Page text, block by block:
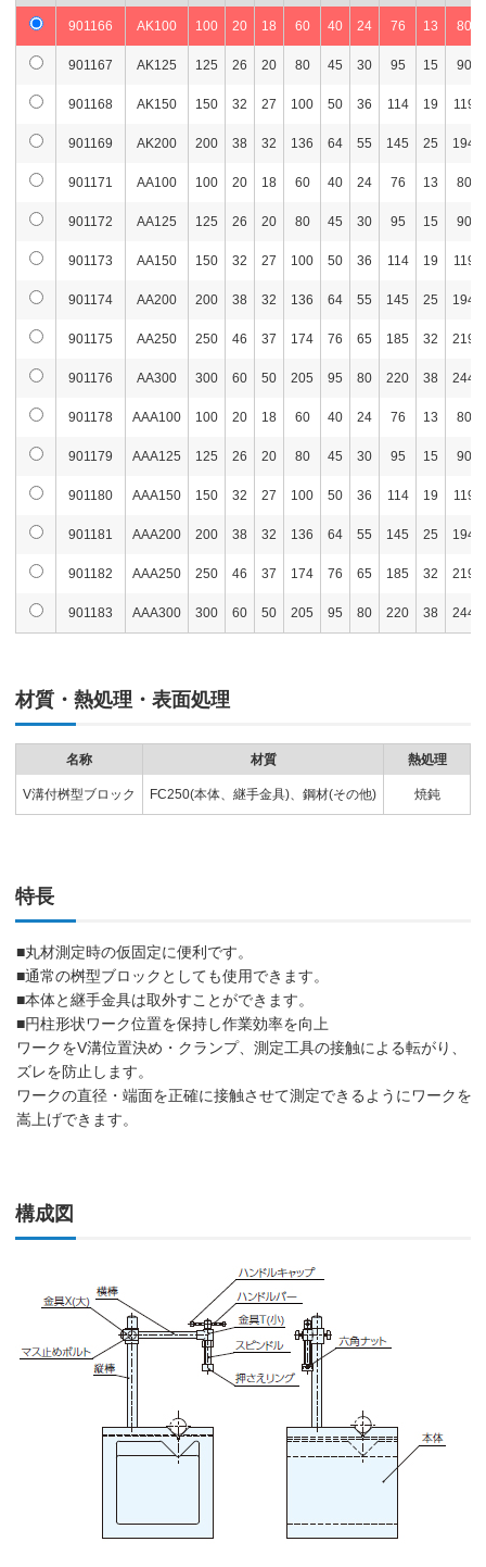
901166 AK100 100 20 18 60 40 24 76 13 80
901167 AK125 125 26 20 80 45 30 95 15 90
901168 AK150 150 32 27 100 50 36 114 19 119
901169 AK200 200 38 32 136 64 55 145 25 194
901171 AA100 100 20 18 60 40 24 76 13 80
901172 AA125 125 26 20 80 45 30 95 15 90
901173 AA150 150 32 27 100 50 36 114 19 119
901174 AA200 200 38 32 136 64 55 145 25 194
901175 AA250 250 46 37 174 76 65 185 32 219
901176 AA300 300 60 50 205 95 80 220 38 244
901178 AAA100 100 20 18 60 40 24 76 13 80
901179 AAA125 125 26 20 80 45 30 95 15 90
901180 AAA150 150 32 27 100 50 36 114 19 119
901181 AAA200 200 38 32 136 64 55 145 25 194
901182 AAA250 250 46 37 174 76 65 185 32 219
901183 AAA300 300 60 50 205 95 80 220 38 244
材質・熱処理・表面処理
名称 材質 熱処理
V溝付桝型ブロック FC250(本体、継手金具)、鋼材(その他) 焼鈍
特長
■丸材測定時の仮固定に便利です。
■通常の桝型ブロックとしても使用できます。
■本体と継手金具は取外すことができます。
■円柱形状ワーク位置を保持し作業効率を向上
ワークをV溝位置決め・クランプ、測定工具の接触による転がり、
ズレを防止します。
ワークの直径・端面を正確に接触させて測定できるようにワークを
嵩上げできます。
構成図